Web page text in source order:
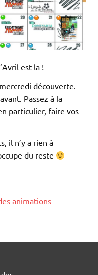
est la !
découverte.
Passez à la
particulier, faire vos
il n’y a rien à
du reste
animations